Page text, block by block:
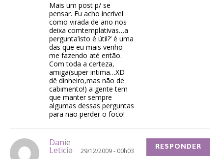
Mais um post p/ se
pensar. Eu acho incrível
como virada de ano nos
deixa comtemplativas…a
pergunta’isto é útil?’ é uma
das que eu mais venho
me fazendo até então.
Com toda a certeza,
amiga(super intima…XD
dê dinheiro,mas não de
cabimento!) a gente tem
que manter sempre
algumas dessas perguntas
para não perder o foco!
Danie
Leticia 29/12/2009 - 00h03 RESPONDER